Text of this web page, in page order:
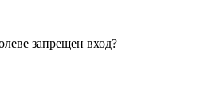
запрещен вход?